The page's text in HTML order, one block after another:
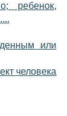
ребенок,
или
человека